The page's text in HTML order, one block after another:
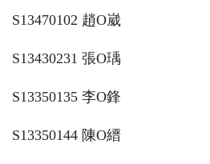
S13470102 趙O崴
S13430231 張O瑀
S13350135 李O鋒
S13350144 陳O縉